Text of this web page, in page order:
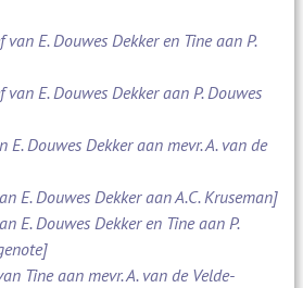
E. Douwes Dekker en Tine aan P.
E. Douwes Dekker aan P. Douwes
Douwes Dekker aan mevr. A. van de
E. Douwes Dekker aan A.C. Kruseman]
E. Douwes Dekker en Tine aan P.
Tine aan mevr. A. van de Velde-